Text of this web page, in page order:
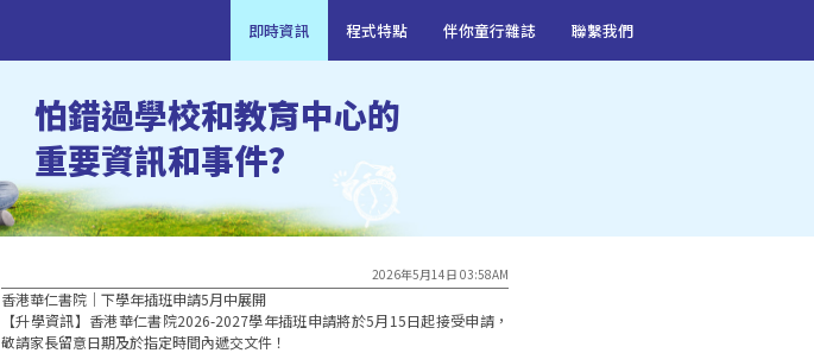
即時資訊 程式特點 伴你童行雜誌 聯繫我們
怕錯過學校和教育中心的
重要資訊和事件?
2026年5月14日 03:58AM
香港華仁書院｜下學年插班申請5月中展開
【升學資訊】香港華仁書院2026-2027學年插班申請將於5月15日起接受申請，
敬請家長留意日期及於指定時間內遞交文件！